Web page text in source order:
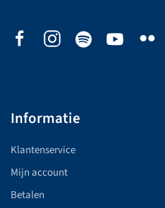
Informatie
Klantenservice
Mijn account
Betalen